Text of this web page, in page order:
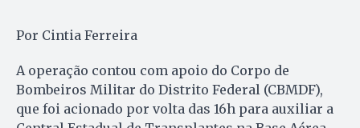
Por Cintia Ferreira
A operação contou com apoio do Corpo de
Bombeiros Militar do Distrito Federal (CBMDF),
que foi acionado por volta das 16h para auxiliar a